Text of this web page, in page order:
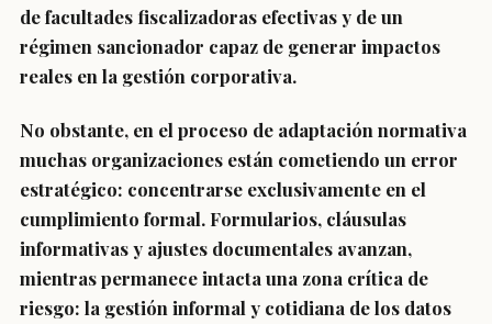
de facultades fiscalizadoras efectivas y de un
régimen sancionador capaz de generar impactos
reales en la gestión corporativa.
No obstante, en el proceso de adaptación normativa
muchas organizaciones están cometiendo un error
estratégico: concentrarse exclusivamente en el
cumplimiento formal. Formularios, cláusulas
informativas y ajustes documentales avanzan,
mientras permanece intacta una zona crítica de
riesgo: la gestión informal y cotidiana de los datos